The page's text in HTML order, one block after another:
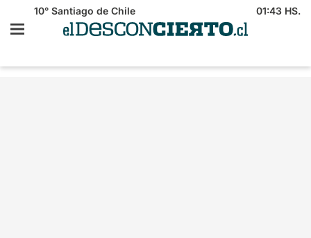
10° Santiago de Chile 01:43 HS.